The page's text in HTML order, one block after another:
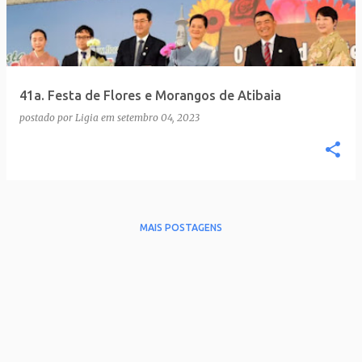
t
g
41a. Festa de Flores e Morangos de Atibaia
postado por Ligia em setembro 04, 2023
MAIS POSTAGENS